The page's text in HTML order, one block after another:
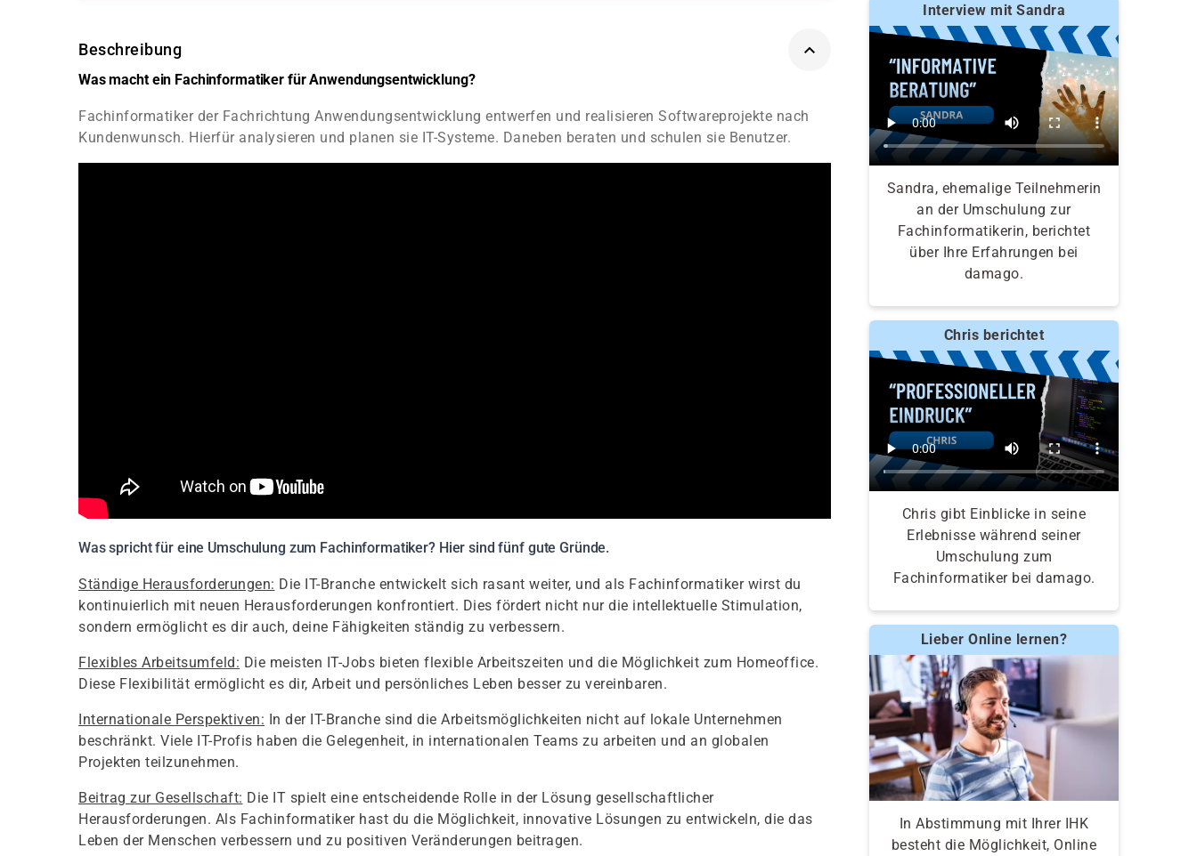
Beschreibung
Was macht ein Fachinformatiker für Anwendungsentwicklung?
Fachinformatiker der Fachrichtung Anwendungsentwicklung entwerfen und realisieren Softwareprojekte nach
Kundenwunsch. Hierfür analysieren und planen sie IT-Systeme. Daneben beraten und schulen sie Benutzer.
Was spricht für eine Umschulung zum Fachinformatiker? Hier sind fünf gute Gründe.
Ständige Herausforderungen: Die IT-Branche entwickelt sich rasant weiter, und als Fachinformatiker wirst du
kontinuierlich mit neuen Herausforderungen konfrontiert. Dies fördert nicht nur die intellektuelle Stimulation,
sondern ermöglicht es dir auch, deine Fähigkeiten ständig zu verbessern.
Flexibles Arbeitsumfeld: Die meisten IT-Jobs bieten flexible Arbeitszeiten und die Möglichkeit zum Homeoffice.
Diese Flexibilität ermöglicht es dir, Arbeit und persönliches Leben besser zu vereinbaren.
Internationale Perspektiven: In der IT-Branche sind die Arbeitsmöglichkeiten nicht auf lokale Unternehmen
beschränkt. Viele IT-Profis haben die Gelegenheit, in internationalen Teams zu arbeiten und an globalen
Projekten teilzunehmen.
Beitrag zur Gesellschaft: Die IT spielt eine entscheidende Rolle in der Lösung gesellschaftlicher
Herausforderungen. Als Fachinformatiker hast du die Möglichkeit, innovative Lösungen zu entwickeln, die das
Leben der Menschen verbessern und zu positiven Veränderungen beitragen.
Interview mit Sandra
Sandra, ehemalige Teilnehmerin
an der Umschulung zur
Fachinformatikerin, berichtet
über Ihre Erfahrungen bei
damago.
Chris berichtet
Chris gibt Einblicke in seine
Erlebnisse während seiner
Umschulung zum
Fachinformatiker bei damago.
Lieber Online lernen?
In Abstimmung mit Ihrer IHK
besteht die Möglichkeit, Online